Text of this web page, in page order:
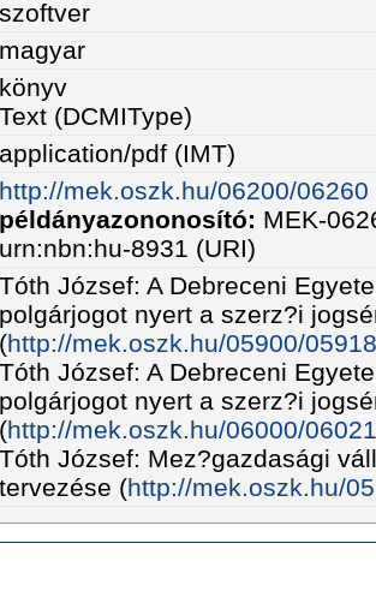
szoftver
magyar
könyv
Text (DCMIType)
application/pdf (IMT)
http://mek.oszk.hu/06200/06260
példányazononosító: MEK-
urn:nbn:hu-8931 (URI)
Tóth József: A Debreceni
polgárjogot nyert a szerz?i
(http://mek.oszk.hu/05900/
Tóth József: A Debreceni
polgárjogot nyert a szerz?i
(http://mek.oszk.hu/06000/
Tóth József: Mez?gazdasági
tervezése (http://mek.oszk.hu/